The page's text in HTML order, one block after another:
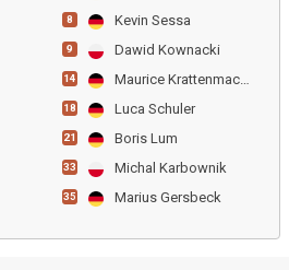
8 Kevin Sessa
9 Dawid Kownacki
14 Maurice Krattenmacher
18 Luca Schuler
21 Boris Lum
33 Michal Karbownik
35 Marius Gersbeck